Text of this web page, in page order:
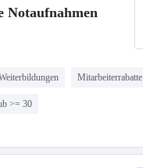
Notaufnahmen
Mitarbeiterrabatte
>= 30